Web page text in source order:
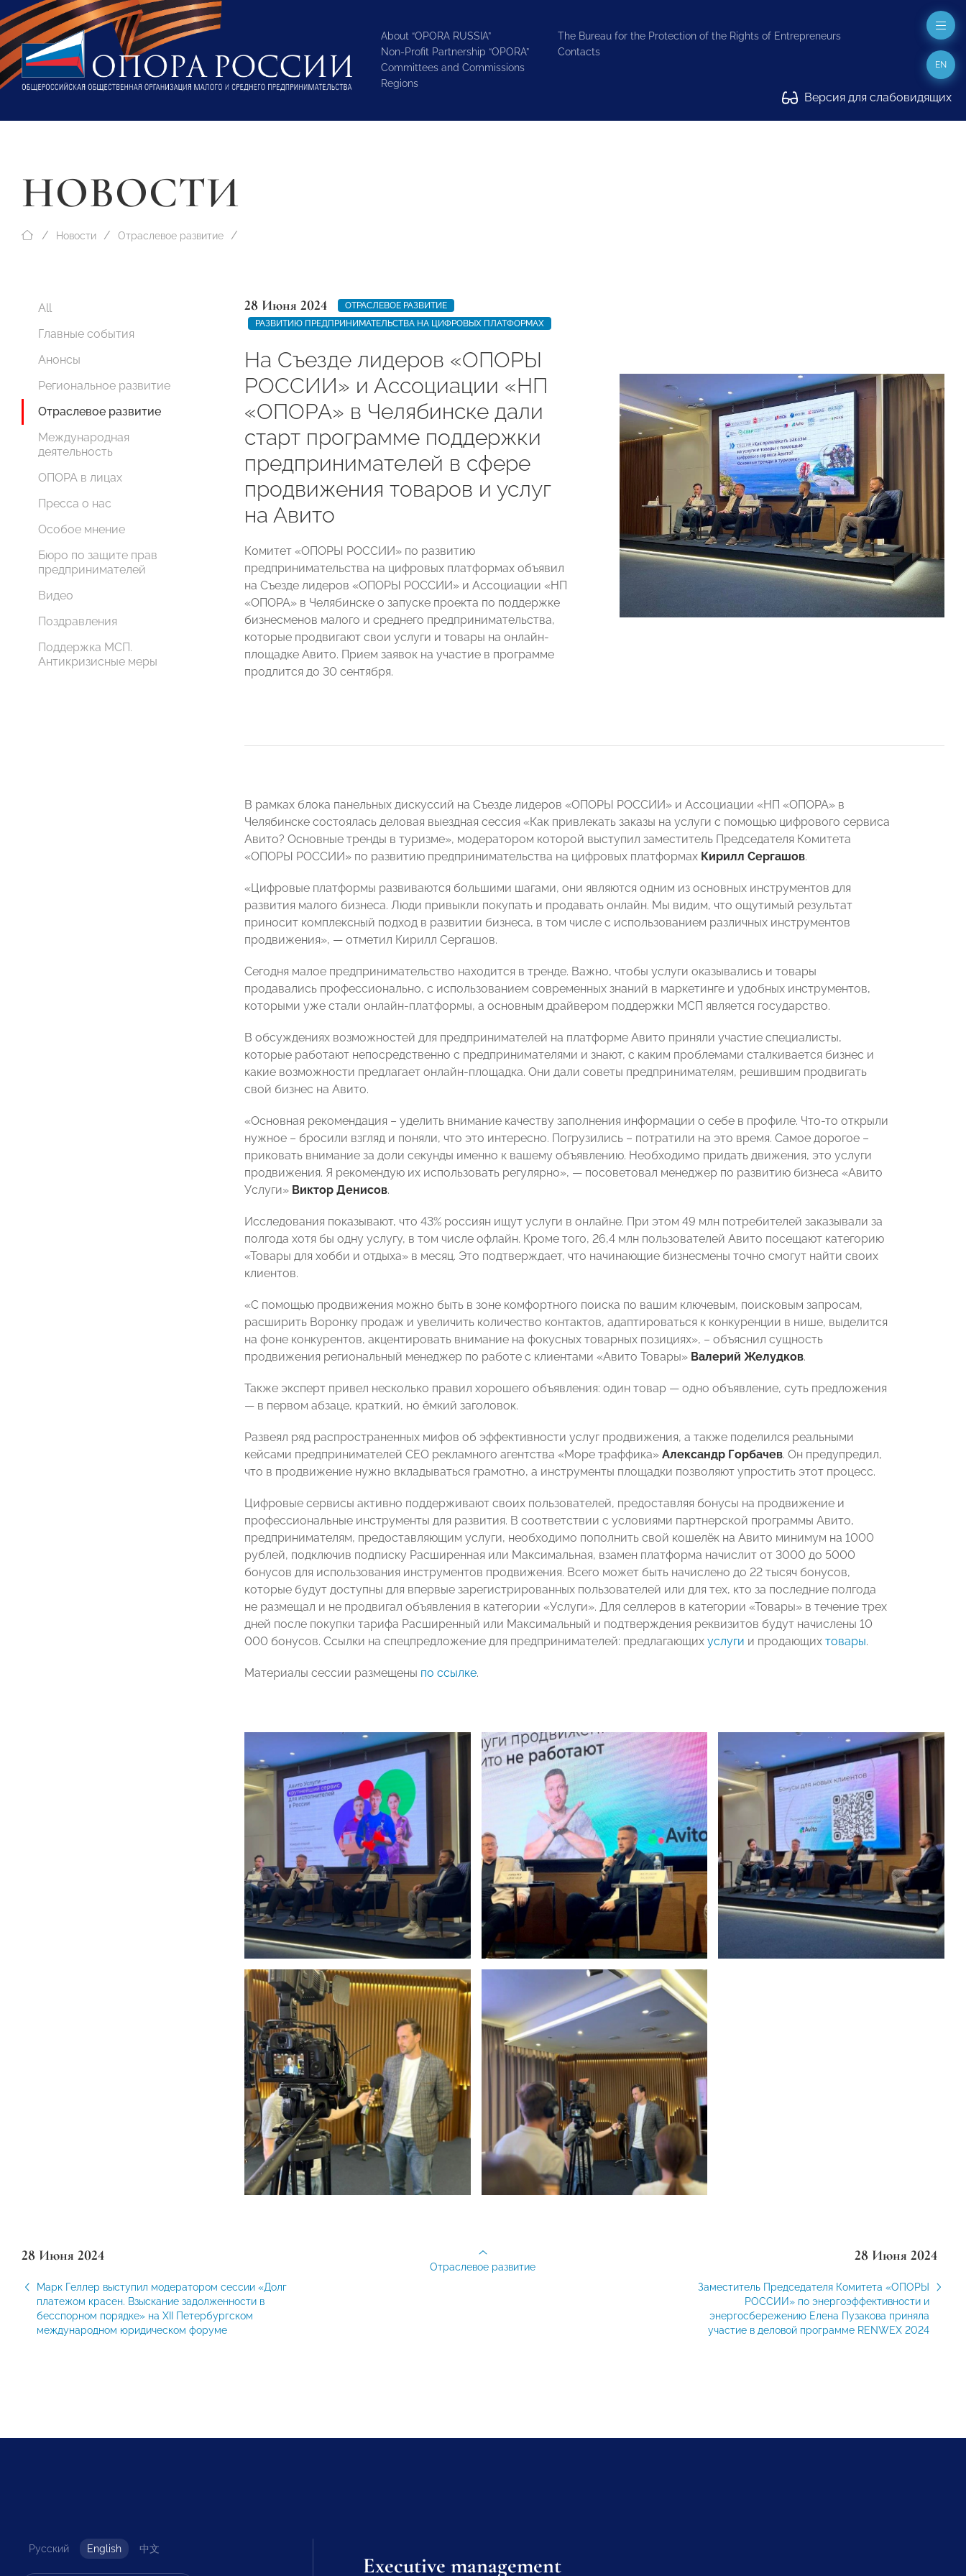
About “OPORA RUSSIA”
Non-Profit Partnership “OPORA”
Committees and Commissions
Regions
The Bureau for the Protection of the Rights of Entrepreneurs
Contacts
Версия для слабовидящих
EN
НОВОСТИ
Новости Отраслевое развитие
All
Главные события
Анонсы
Региональное развитие
Отраслевое развитие
Международная
деятельность
ОПОРА в лицах
Пресса о нас
Особое мнение
Бюро по защите прав
предпринимателей
Видео
Поздравления
Поддержка МСП.
Антикризисные меры
28 Июня 2024
ОТРАСЛЕВОЕ РАЗВИТИЕ
РАЗВИТИЮ ПРЕДПРИНИМАТЕЛЬСТВА НА ЦИФРОВЫХ ПЛАТФОРМАХ
На Съезде лидеров «ОПОРЫ
РОССИИ» и Ассоциации «НП
«ОПОРА» в Челябинске дали
старт программе поддержки
предпринимателей в сфере
продвижения товаров и услуг
на Авито
Комитет «ОПОРЫ РОССИИ» по развитию
предпринимательства на цифровых платформах объявил
на Съезде лидеров «ОПОРЫ РОССИИ» и Ассоциации «НП
«ОПОРА» в Челябинске о запуске проекта по поддержке
бизнесменов малого и среднего предпринимательства,
которые продвигают свои услуги и товары на онлайн-
площадке Авито. Прием заявок на участие в программе
продлится до 30 сентября.
В рамках блока панельных дискуссий на Съезде лидеров «ОПОРЫ РОССИИ» и Ассоциации «НП «ОПОРА» в
Челябинске состоялась деловая выездная сессия «Как привлекать заказы на услуги с помощью цифрового сервиса
Авито? Основные тренды в туризме», модератором которой выступил заместитель Председателя Комитета
«ОПОРЫ РОССИИ» по развитию предпринимательства на цифровых платформах Кирилл Сергашов.
«Цифровые платформы развиваются большими шагами, они являются одним из основных инструментов для
развития малого бизнеса. Люди привыкли покупать и продавать онлайн. Мы видим, что ощутимый результат
приносит комплексный подход в развитии бизнеса, в том числе с использованием различных инструментов
продвижения», — отметил Кирилл Сергашов.
Сегодня малое предпринимательство находится в тренде. Важно, чтобы услуги оказывались и товары
продавались профессионально, с использованием современных знаний в маркетинге и удобных инструментов,
которыми уже стали онлайн-платформы, а основным драйвером поддержки МСП является государство.
В обсуждениях возможностей для предпринимателей на платформе Авито приняли участие специалисты,
которые работают непосредственно с предпринимателями и знают, с каким проблемами сталкивается бизнес и
какие возможности предлагает онлайн-площадка. Они дали советы предпринимателям, решившим продвигать
свой бизнес на Авито.
«Основная рекомендация – уделить внимание качеству заполнения информации о себе в профиле. Что-то открыли
нужное – бросили взгляд и поняли, что это интересно. Погрузились – потратили на это время. Самое дорогое –
приковать внимание за доли секунды именно к вашему объявлению. Необходимо придать движения, это услуги
продвижения. Я рекомендую их использовать регулярно», — посоветовал менеджер по развитию бизнеса «Авито
Услуги» Виктор Денисов.
Исследования показывают, что 43% россиян ищут услуги в онлайне. При этом 49 млн потребителей заказывали за
полгода хотя бы одну услугу, в том числе офлайн. Кроме того, 26,4 млн пользователей Авито посещают категорию
«Товары для хобби и отдыха» в месяц. Это подтверждает, что начинающие бизнесмены точно смогут найти своих
клиентов.
«С помощью продвижения можно быть в зоне комфортного поиска по вашим ключевым, поисковым запросам,
расширить Воронку продаж и увеличить количество контактов, адаптироваться к конкуренции в нише, выделится
на фоне конкурентов, акцентировать внимание на фокусных товарных позициях», – объяснил сущность
продвижения региональный менеджер по работе с клиентами «Авито Товары» Валерий Желудков.
Также эксперт привел несколько правил хорошего объявления: один товар — одно объявление, суть предложения
— в первом абзаце, краткий, но ёмкий заголовок.
Развеял ряд распространенных мифов об эффективности услуг продвижения, а также поделился реальными
кейсами предпринимателей CEO рекламного агентства «Море траффика» Александр Горбачев. Он предупредил,
что в продвижение нужно вкладываться грамотно, а инструменты площадки позволяют упростить этот процесс.
Цифровые сервисы активно поддерживают своих пользователей, предоставляя бонусы на продвижение и
профессиональные инструменты для развития. В соответствии с условиями партнерской программы Авито,
предпринимателям, предоставляющим услуги, необходимо пополнить свой кошелёк на Авито минимум на 1000
рублей, подключив подписку Расширенная или Максимальная, взамен платформа начислит от 3000 до 5000
бонусов для использования инструментов продвижения. Всего может быть начислено до 22 тысяч бонусов,
которые будут доступны для впервые зарегистрированных пользователей или для тех, кто за последние полгода
не размещал и не продвигал объявления в категории «Услуги». Для селлеров в категории «Товары» в течение трех
дней после покупки тарифа Расширенный или Максимальный и подтверждения реквизитов будут начислены 10
000 бонусов. Ссылки на спецпредложение для предпринимателей: предлагающих услуги и продающих товары.
Материалы сессии размещены по ссылке.
28 Июня 2024
Марк Геллер выступил модератором сессии «Долг
платежом красен. Взыскание задолженности в
бесспорном порядке» на ХII Петербургском
международном юридическом форуме
28 Июня 2024
Заместитель Председателя Комитета «ОПОРЫ
РОССИИ» по энергоэффективности и
энергосбережению Елена Пузакова приняла
участие в деловой программе RENWEX 2024
Отраслевое развитие
Русский English 中文
Executive management